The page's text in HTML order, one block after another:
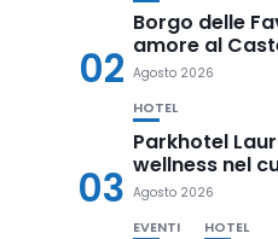
02
Borgo delle
amore al
Agosto 2026
03
HOTEL
Parkhotel
wellness nel
Agosto 2026
EVENTI HOTEL